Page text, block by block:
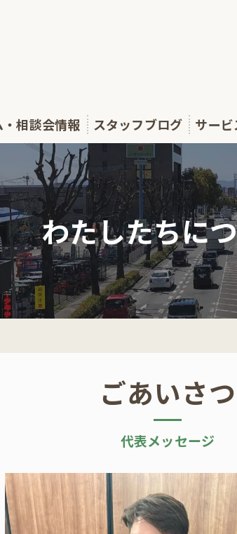
・相談会情報
・セミナー
テラス通信
スタッフブログ サー
相続が
生前対
わたしたちに
ごあいさつ
代表メッセージ